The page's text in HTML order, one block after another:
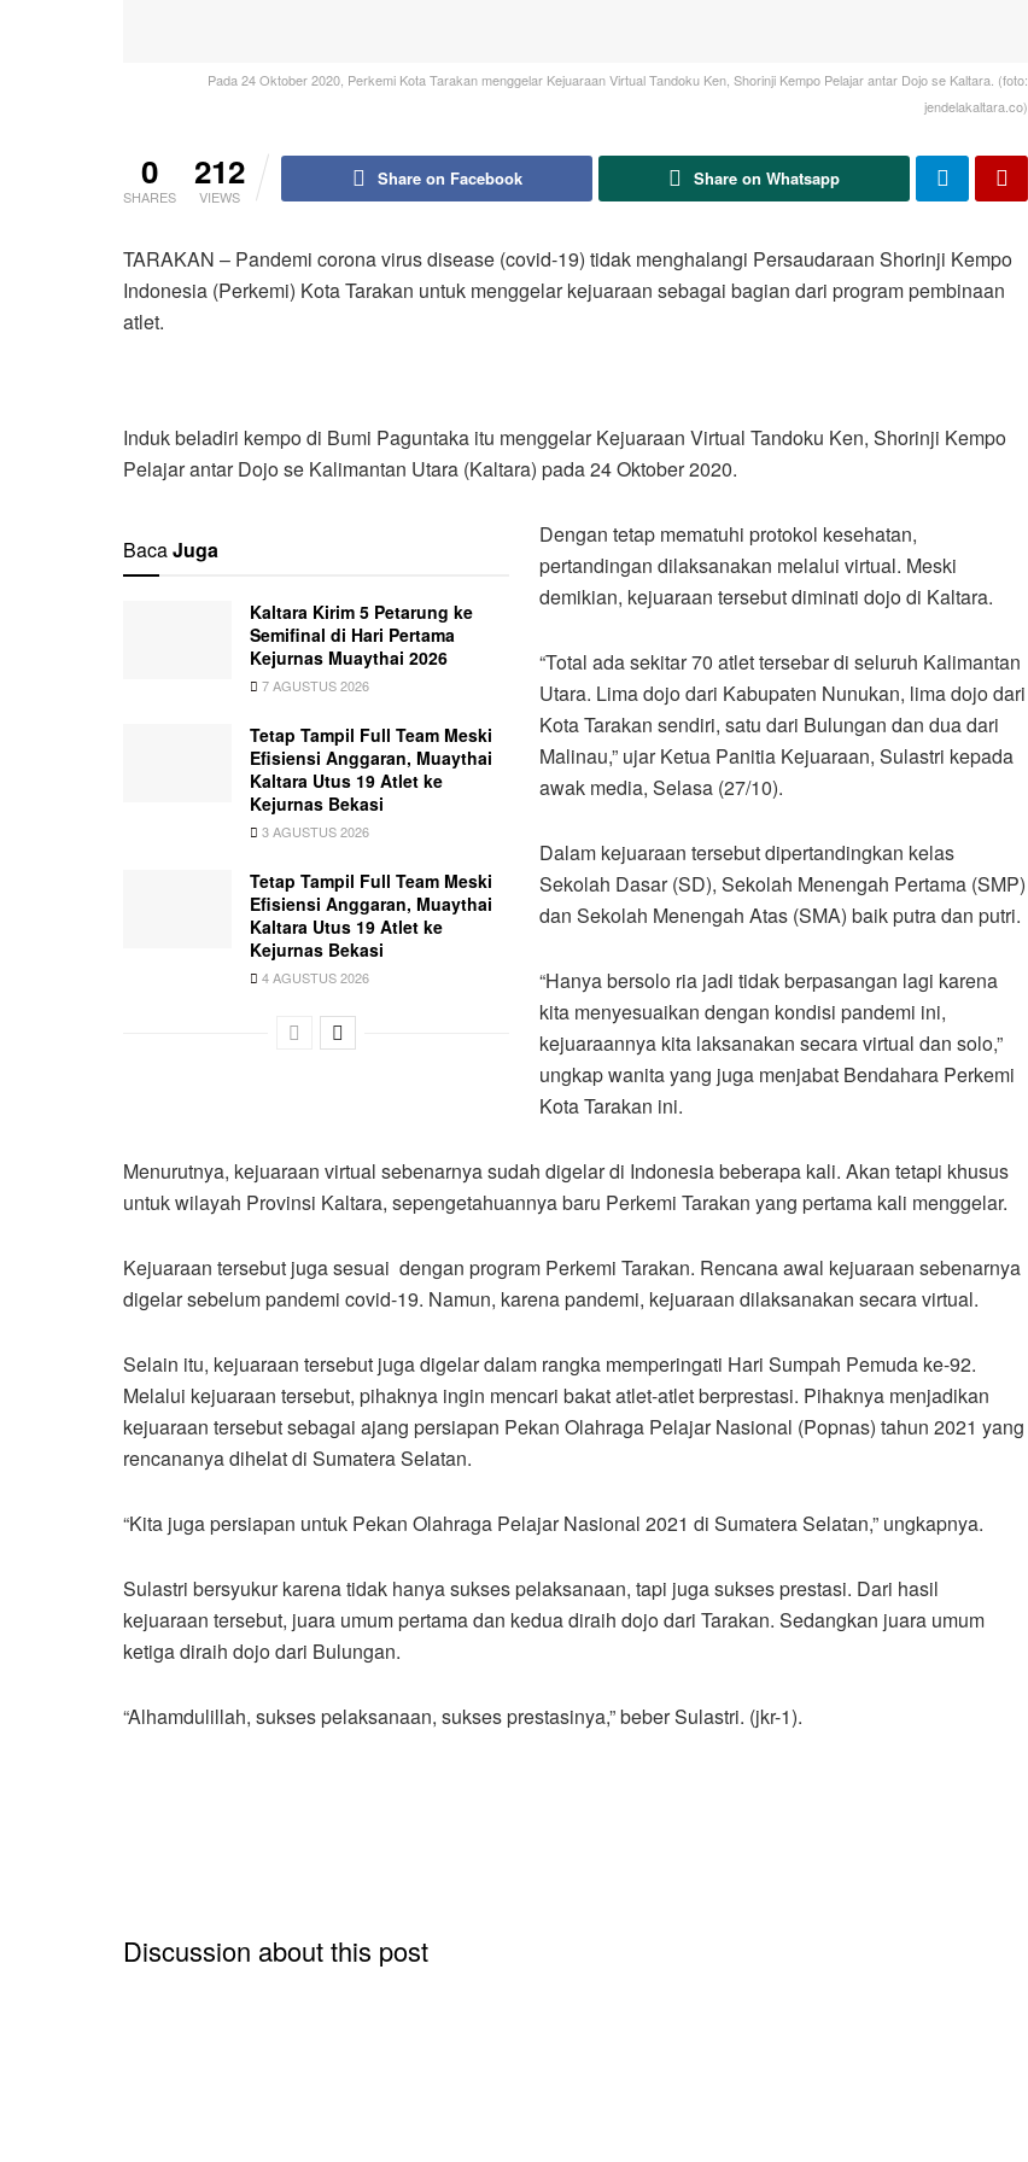
Pada 24 Oktober 2020, Perkemi Kota Tarakan menggelar Kejuaraan Virtual Tandoku Ken, Shorinji Kempo Pelajar antar Dojo se Kaltara. (foto:
jendelakaltara.co)
0
SHARES
212
VIEWS
Share on Facebook Share on Whatsapp
TARAKAN – Pandemi corona virus disease (covid-19) tidak menghalangi Persaudaraan Shorinji Kempo
Indonesia (Perkemi) Kota Tarakan untuk menggelar kejuaraan sebagai bagian dari program pembinaan
atlet.
Induk beladiri kempo di Bumi Paguntaka itu menggelar Kejuaraan Virtual Tandoku Ken, Shorinji Kempo
Pelajar antar Dojo se Kalimantan Utara (Kaltara) pada 24 Oktober 2020.
BacaJuga
Kaltara Kirim 5 Petarung ke
Semifinal di Hari Pertama
Kejurnas Muaythai 2026
7 AGUSTUS 2026
Tetap Tampil Full Team Meski
Efisiensi Anggaran, Muaythai
Kaltara Utus 19 Atlet ke
Kejurnas Bekasi
3 AGUSTUS 2026
Tetap Tampil Full Team Meski
Efisiensi Anggaran, Muaythai
Kaltara Utus 19 Atlet ke
Kejurnas Bekasi
4 AGUSTUS 2026
Dengan tetap mematuhi protokol kesehatan,
pertandingan dilaksanakan melalui virtual. Meski
demikian, kejuaraan tersebut diminati dojo di Kaltara.
“Total ada sekitar 70 atlet tersebar di seluruh Kalimantan
Utara. Lima dojo dari Kabupaten Nunukan, lima dojo dari
Kota Tarakan sendiri, satu dari Bulungan dan dua dari
Malinau,” ujar Ketua Panitia Kejuaraan, Sulastri kepada
awak media, Selasa (27/10).
Dalam kejuaraan tersebut dipertandingkan kelas
Sekolah Dasar (SD), Sekolah Menengah Pertama (SMP)
dan Sekolah Menengah Atas (SMA) baik putra dan putri.
“Hanya bersolo ria jadi tidak berpasangan lagi karena
kita menyesuaikan dengan kondisi pandemi ini,
kejuaraannya kita laksanakan secara virtual dan solo,”
ungkap wanita yang juga menjabat Bendahara Perkemi
Kota Tarakan ini.
Menurutnya, kejuaraan virtual sebenarnya sudah digelar di Indonesia beberapa kali. Akan tetapi khusus
untuk wilayah Provinsi Kaltara, sepengetahuannya baru Perkemi Tarakan yang pertama kali menggelar.
Kejuaraan tersebut juga sesuai dengan program Perkemi Tarakan. Rencana awal kejuaraan sebenarnya
digelar sebelum pandemi covid-19. Namun, karena pandemi, kejuaraan dilaksanakan secara virtual.
Selain itu, kejuaraan tersebut juga digelar dalam rangka memperingati Hari Sumpah Pemuda ke-92.
Melalui kejuaraan tersebut, pihaknya ingin mencari bakat atlet-atlet berprestasi. Pihaknya menjadikan
kejuaraan tersebut sebagai ajang persiapan Pekan Olahraga Pelajar Nasional (Popnas) tahun 2021 yang
rencananya dihelat di Sumatera Selatan.
“Kita juga persiapan untuk Pekan Olahraga Pelajar Nasional 2021 di Sumatera Selatan,” ungkapnya.
Sulastri bersyukur karena tidak hanya sukses pelaksanaan, tapi juga sukses prestasi. Dari hasil
kejuaraan tersebut, juara umum pertama dan kedua diraih dojo dari Tarakan. Sedangkan juara umum
ketiga diraih dojo dari Bulungan.
“Alhamdulillah, sukses pelaksanaan, sukses prestasinya,” beber Sulastri. (jkr-1).
Discussion about this post